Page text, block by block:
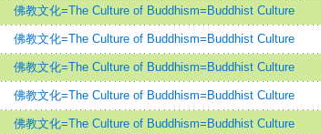
佛教文化=The Culture of Buddhism=Buddhist Culture
佛教文化=The Culture of Buddhism=Buddhist Culture
佛教文化=The Culture of Buddhism=Buddhist Culture
佛教文化=The Culture of Buddhism=Buddhist Culture
佛教文化=The Culture of Buddhism=Buddhist Culture